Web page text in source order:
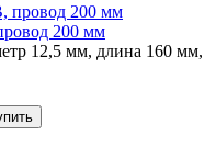
200 мм
12,5 мм, длина 160 мм,